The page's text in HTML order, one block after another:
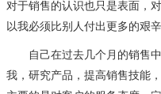
对于销售的认识也只是表面，
以我必须比别人付出更多的艰
自己在过去几个月的销售中
我，研究产品，提高销售技能